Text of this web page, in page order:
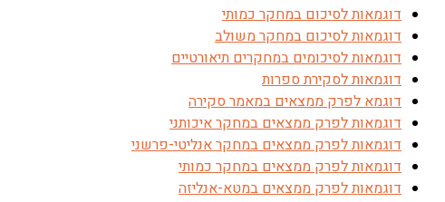
דוגמאות לסיכום במחקר כמותי
דוגמאות לסיכום במחקר משולב
דוגמאות לסיכומים במחקרים תיאורטיים
דוגמאות לסקירת ספרות
דוגמא לפרק ממצאים במאמר סקירה
דוגמאות לפרק ממצאים במחקר איכותני
דוגמאות לפרק ממצאים במחקר אנליטי-פרשני
דוגמאות לפרק ממצאים במחקר כמותי
דוגמאות לפרק ממצאים במטא-אנליזה